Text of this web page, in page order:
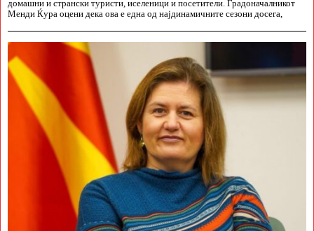
домашни и странски туристи, иселеници и посетители. Градоначалникот
Менди Ќура оцени дека ова е една од најдинамичните сезони досега,